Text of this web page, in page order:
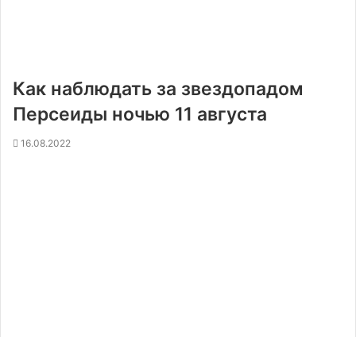
Как наблюдать за звездопадом
Персеиды ночью 11 августа
16.08.2022